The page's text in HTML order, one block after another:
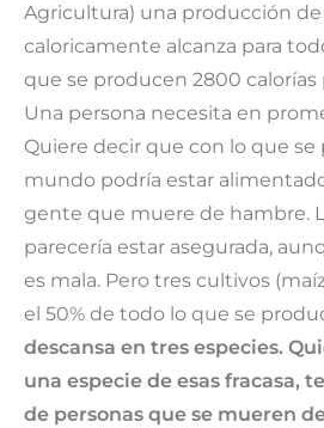
Agricultura) una producción
caloricamente alcanza para
que se producen 2800 calorías
Una persona necesita en
Quiere decir que con lo que se
mundo podría estar
gente que muere de hambre.
parecería estar asegurada,
es mala. Pero tres cultivos
el 50% de todo lo que se
descansa en tres especies.
una especie de esas fracasa,
de personas que se mueren